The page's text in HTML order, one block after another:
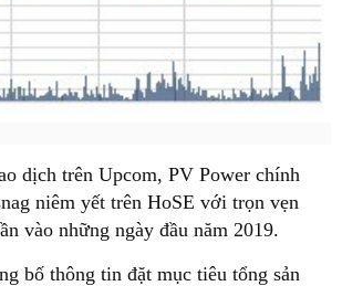
dịch trên Upcom, PV Power chính
niêm yết trên HoSE với trọn vẹn
vào những ngày đầu năm 2019.
bố thông tin đặt mục tiêu tổng sản